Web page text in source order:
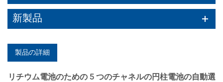
新製品
製品の詳細
リチウム電池のための 5 つのチャネルの円柱電池の自動選